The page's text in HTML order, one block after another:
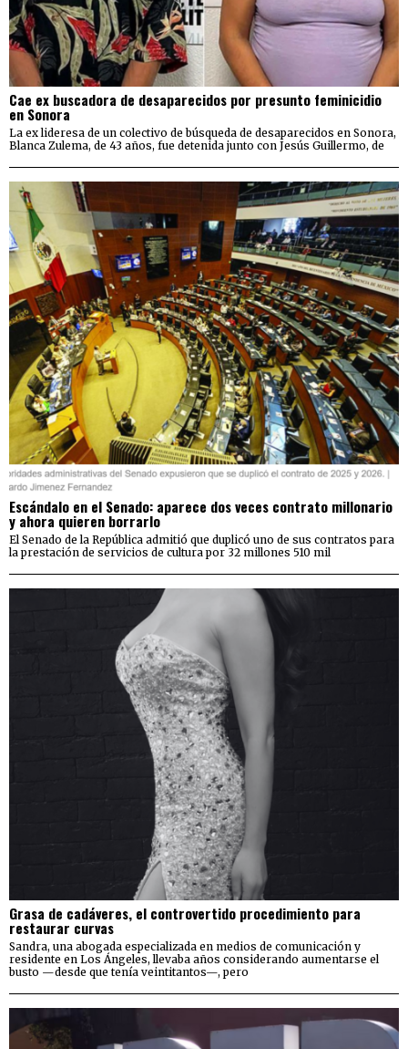
Cae ex buscadora de desaparecidos por presunto feminicidio
en Sonora
La ex lideresa de un colectivo de búsqueda de desaparecidos en Sonora,
Blanca Zulema, de 43 años, fue detenida junto con Jesús Guillermo, de
Escándalo en el Senado: aparece dos veces contrato millonario
y ahora quieren borrarlo
El Senado de la República admitió que duplicó uno de sus contratos para
la prestación de servicios de cultura por 32 millones 510 mil
Grasa de cadáveres, el controvertido procedimiento para
restaurar curvas
Sandra, una abogada especializada en medios de comunicación y
residente en Los Ángeles, llevaba años considerando aumentarse el
busto —desde que tenía veintitantos—, pero